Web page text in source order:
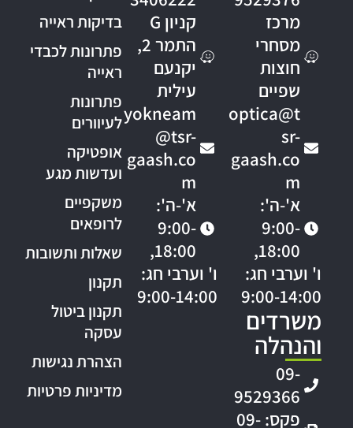
מרכז
מסחרי
חוצות
שפיים
optica@t
sr-
gaash.co
m
א'-ה':
9:00-
18:00,
ו' וערבי חג:
9:00-14:00
משרדים
והנהלה
09-
9529366
פקס: 09-
קניון G
התמר 2,
יקנעם
עילית
yokneam
@tsr-
gaash.co
m
א'-ה':
9:00-
18:00,
ו' וערבי חג:
9:00-14:00
בדיקות ראייה
פתרונות לכבדי
ראייה
פתרונות
לעיוורים
אופטיקה
ועדשות מגע
משקפיים
לרופאים
שאלות ותשובות
תקנון
תקנון ביטול
עסקה
הצהרת נגישות
מדיניות פרטיות